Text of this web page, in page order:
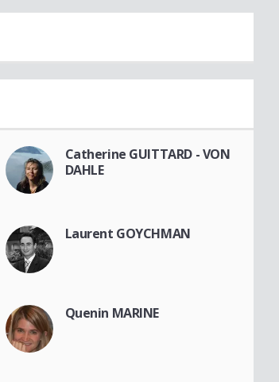
Catherine GUITTARD - VON
DAHLE
Laurent GOYCHMAN
Quenin MARINE